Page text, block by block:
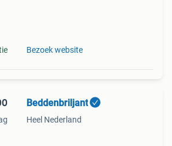
Bezoek website
Beddenbriljant
Heel Nederland